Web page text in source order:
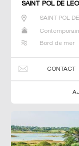
SAINT POL DE
SAINT POL
Bord de mer
CONTACT